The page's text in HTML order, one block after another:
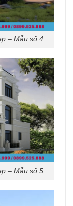
– Mẫu số 4
– Mẫu số 5